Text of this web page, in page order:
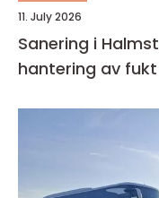
11. July 2026
Sanering i
hantering av